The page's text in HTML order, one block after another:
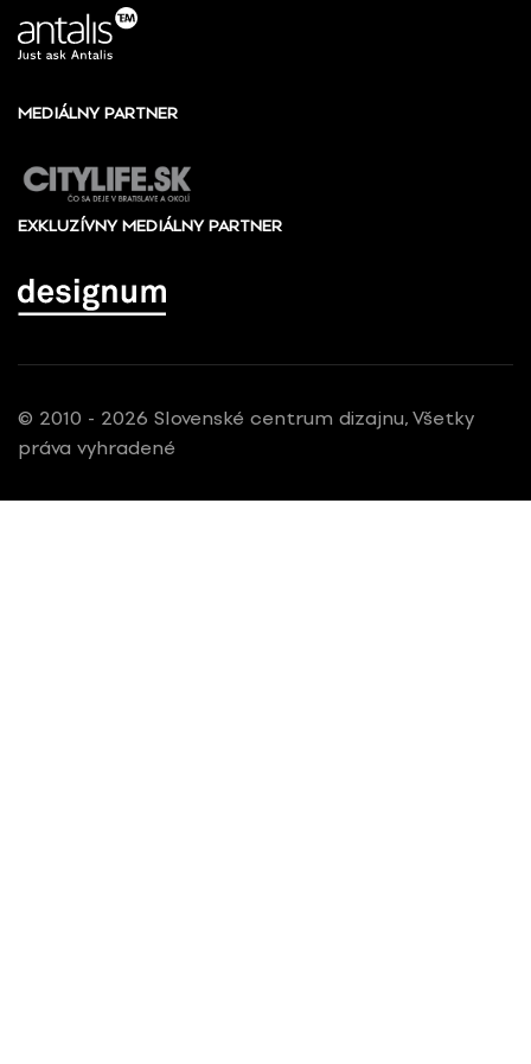
MEDIÁLNY PARTNER
EXKLUZÍVNY MEDIÁLNY PARTNER
© 2010 - 2026 Slovenské centrum dizajnu, Všetky
práva vyhradené